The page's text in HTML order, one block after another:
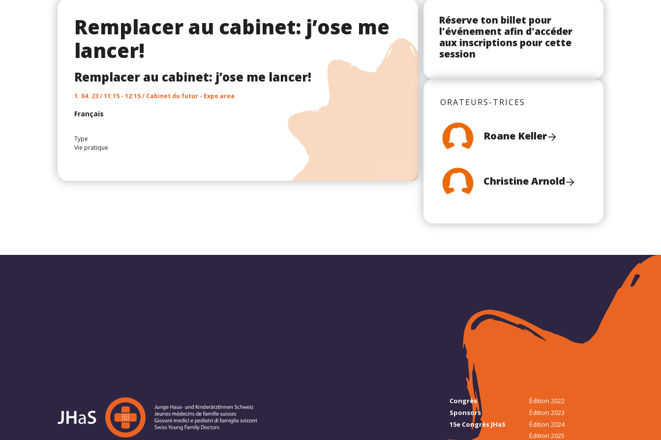
Remplacer au cabinet: j’ose me
lancer!
Remplacer au cabinet: j’ose me lancer!
1. 04. 23 / 11:15 - 12:15 / Cabinet du futur - Expo area
Français
Type
Vie pratique
Réserve ton billet pour
l'événement afin d'accéder
aux inscriptions pour cette
session
ORATEURS-TRICES
Roane Keller
Christine Arnold
Congrès
Sponsors
15e Congrès JHaS
Édition 2022
Édition 2023
Édition 2024
Édition 2025